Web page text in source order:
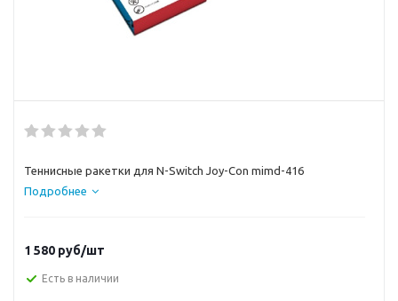
Теннисные ракетки для N-Switch Joy-Con mimd-416
Подробнее
1 580 руб/шт
Есть в наличии